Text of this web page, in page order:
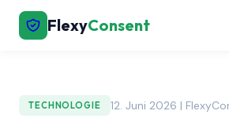
FlexyConsent
TECHNOLOGIE 12. Juni 2026 |